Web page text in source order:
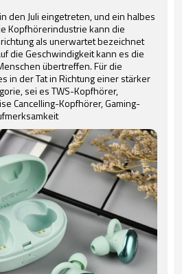
den Juli eingetreten, und ein halbes
Kopfhörerindustrie kann die
als unerwartet bezeichnet
die Geschwindigkeit kann es die
übertreffen. Für die
in der Tat in Richtung einer stärker
sei es TWS-Kopfhörer,
Cancelling-Kopfhörer, Gaming-